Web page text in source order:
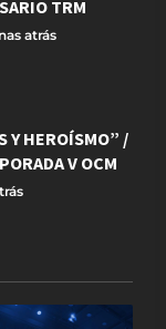
TRM
atrás
Y HEROÍSMO” /
V OCM